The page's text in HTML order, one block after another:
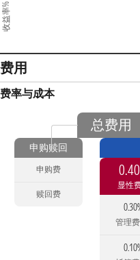
收益率%
费用
费率与成本
总费用
申购赎回
申购费
赎回费
显性
管理